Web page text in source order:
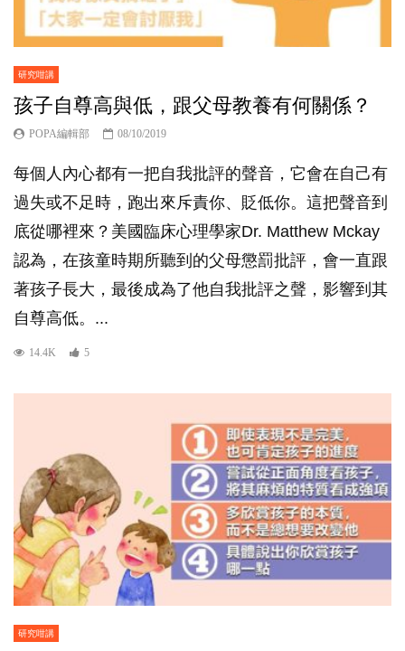
研究咁講
孩子自尊高與低，跟父母教養有何關係？
POPA編輯部 08/10/2019
每個人內心都有一把自我批評的聲音，它會在自己有
過失或不足時，跑出來斥責你、貶低你。這把聲音到
底從哪裡來？美國臨床心理學家Dr. Matthew Mckay
認為，在孩童時期所聽到的父母懲罰批評，會一直跟
著孩子長大，最後成為了他自我批評之聲，影響到其
自尊高低。...
14.4K 5
研究咁講